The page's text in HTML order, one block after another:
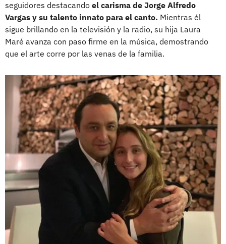
seguidores destacando el carisma de Jorge Alfredo
Vargas y su talento innato para el canto. Mientras él
sigue brillando en la televisión y la radio, su hija Laura
Maré avanza con paso firme en la música, demostrando
que el arte corre por las venas de la familia.